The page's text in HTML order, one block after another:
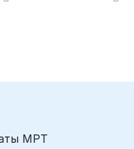
МРТ